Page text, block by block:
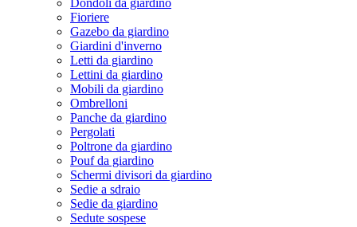
Dondoli da giardino
Fioriere
Gazebo da giardino
Giardini d'inverno
Letti da giardino
Lettini da giardino
Mobili da giardino
Ombrelloni
Panche da giardino
Pergolati
Poltrone da giardino
Pouf da giardino
Schermi divisori da giardino
Sedie a sdraio
Sedie da giardino
Sedute sospese